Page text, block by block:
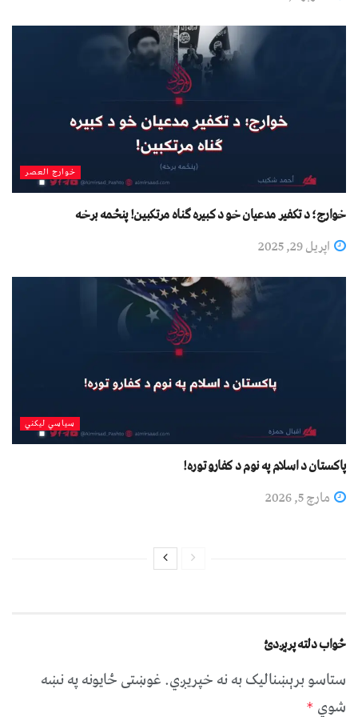
خوارج العصر
خوارج؛ د تکفير مدعیان خو د کبیره ګناه مرتکبین! پنځمه برخه
اپریل 29, 2025
سیاسي لیکني
پاکستان د اسلام په نوم د کفارو توره!
مارچ 5, 2026
ځواب دلته پرېږدئ
ستاسو برېښناليک به نه خپريږي.غوښتى ځایونه په نښه
شوي *